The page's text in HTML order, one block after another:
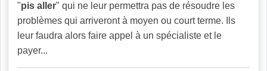
"pis aller" qui ne leur permettra pas de résoudre les
problèmes qui arriveront à moyen ou court terme. Ils
leur faudra alors faire appel à un spécialiste et le
payer...